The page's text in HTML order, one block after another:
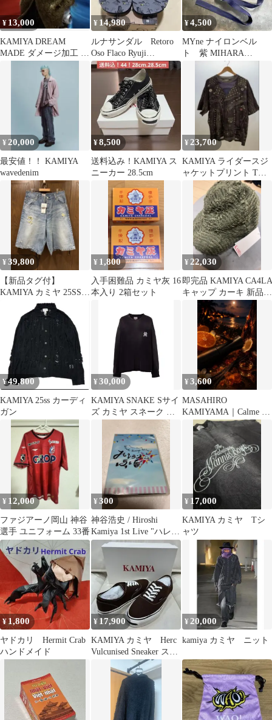
¥ 13,000
KAMIYA DREAM
MADE ダメージ加工 モ
ヘアカーディガン
¥ 14,980
ルナサンダル Retoro
Oso Flaco Ryuji
Kamiyama
¥4,500
MYne ナイロンベル
ト 紫 MIHARA
YASUHIRO kamiya
¥ 20,000
最安値！！ KAMIYA
wavedenim
¥8,500
送料込み！KAMIYA ス
ニーカー 28.5cm
¥ 23,700
KAMIYA ライダースジ
ャケットプリント Tシ
ャツ Mサイズ
¥39,800
【新品タグ付】
KAMIYA カミヤ 25SS
デニムショーツ L イン
ディゴ
¥ 1,800
入手困難品 カミヤ灰 16
本入り 2箱セット
¥ 22,030
即完品 KAMIYA CA4LA
キャップ カーキ 新品未
使用 タグつき
¥49,800
KAMIYA 25ss カーディ
ガン
¥30,000
KAMIYA SNAKE Sサイ
ズ カミヤ スネーク ロ
¥3,600
MASAHIRO
KAMIYAMA｜Calme エ
アミスト 250ml
¥ 12,000
ファジアーノ岡山 神谷
選手 ユニフォーム 33番
¥300
神谷浩史 / Hiroshi
Kamiya 1st Live "ハレヨ
ン→5&6
¥ 17,000
KAMIYA カミヤ Tシ
ャツ
¥ 1,800
ヤドカリ Hermit Crab
ハンドメイド
¥ 17,900
KAMIYA カミヤ Herc
Vulcunised Sneaker スニ
¥ 20,000
kamiya カミヤ ニット